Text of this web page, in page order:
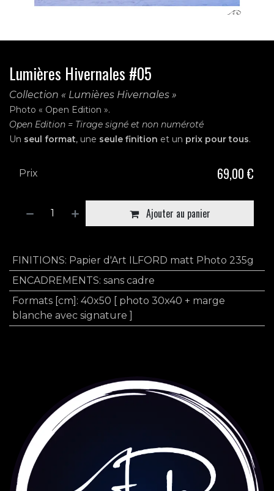
Lumières Hivernales #05
Collection « Lumières Hivernales »
Photo « Open Edition ».
Open Edition = Tirage signé et non numéroté
Un seul format, une seule finition et un prix pour tous.
Ajouter au panier
Prix 69,00 €
FINITIONS: Papier d'Art ILFORD matt Photo 235g
ENCADREMENTS: sans cadre
Formats [cm] : 40x50 [ photo 30x40 + marge
blanche avec signature ]